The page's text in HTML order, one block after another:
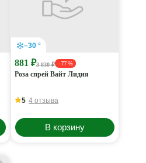
–30 °
881 ₽3 830 ₽ - 77 %
Роза спрей Вайт Лидия
5 4 отзыва
В корзину